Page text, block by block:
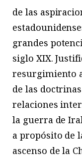
de las
grandes
siglo XIX.
resurgimiento
de las
relaciones
la guerra de
a propósito de
ascenso de la